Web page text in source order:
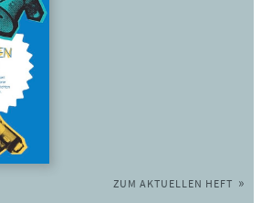
ZUM AKTUELLEN HEFT